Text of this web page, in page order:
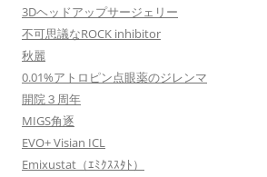
3Dヘッドアップサージェリー
不可思議なROCK inhibitor
秋麗
0.01%アトロピン点眼薬のジレンマ
開院３周年
MIGS角逐
EVO+ Visian ICL
Emixustat（ｴﾐｸｽｽﾀﾄ）